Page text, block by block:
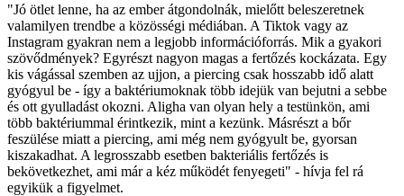
"Jó ötlet lenne, ha az ember átgondolnák, mielőtt beleszeretnek
valamilyen trendbe a közösségi médiában. A Tiktok vagy az
Instagram gyakran nem a legjobb információforrás. Mik a gyakori
szövődmények? Egyrészt nagyon magas a fertőzés kockázata. Egy
kis vágással szemben az ujjon, a piercing csak hosszabb idő alatt
gyógyul be - így a baktériumoknak több idejük van bejutni a sebbe
és ott gyulladást okozni. Aligha van olyan hely a testünkön, ami
több baktériummal érintkezik, mint a kezünk. Másrészt a bőr
feszülése miatt a piercing, ami még nem gyógyult be, gyorsan
kiszakadhat. A legrosszabb esetben bakteriális fertőzés is
bekövetkezhet, ami már a kéz működét fenyegeti" - hívja fel rá
egyikük a figyelmet.